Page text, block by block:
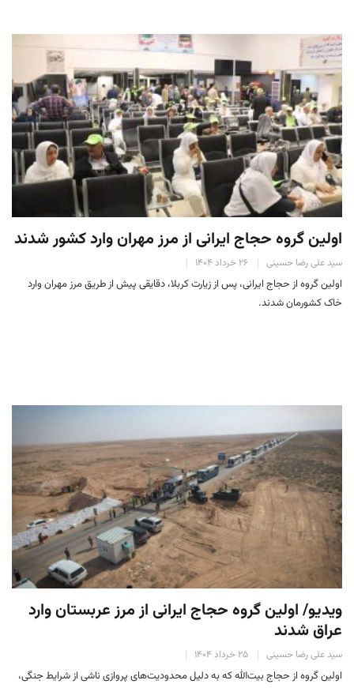
اولین گروه حجاج ایرانی از مرز مهران وارد کشور شدند
سید علی رضا حسینی ۲۶ خرداد ۱۴۰۴
اولین گروه از حجاج ایرانی، پس از زیارت کربلا، دقایقی پیش از طریق مرز مهران وارد
خاک کشورمان شدند.
ویدیو/ اولین گروه حجاج ایرانی از مرز عربستان وارد
عراق شدند
سید علی رضا حسینی ۲۵ خرداد ۱۴۰۴
اولین گروه از حجاج بیت‌الله که به دلیل محدودیت‌های پروازی ناشی از شرایط جنگی،